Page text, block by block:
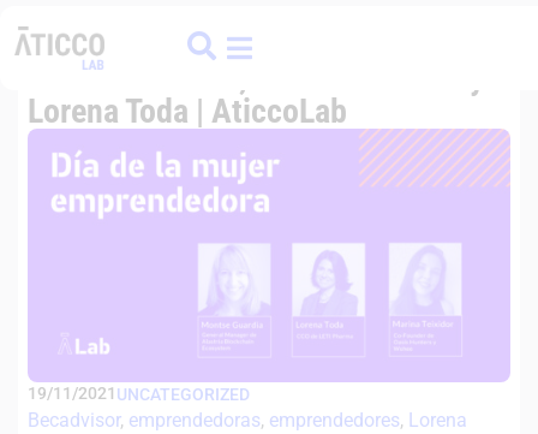
Emprender siendo mujer. Con
Montse Guardia, Marina Teixidor y
Lorena Toda | AticcoLab
19/11/2021 UNCATEGORIZED
Becadvisor, emprendedoras, emprendedores, Lorena